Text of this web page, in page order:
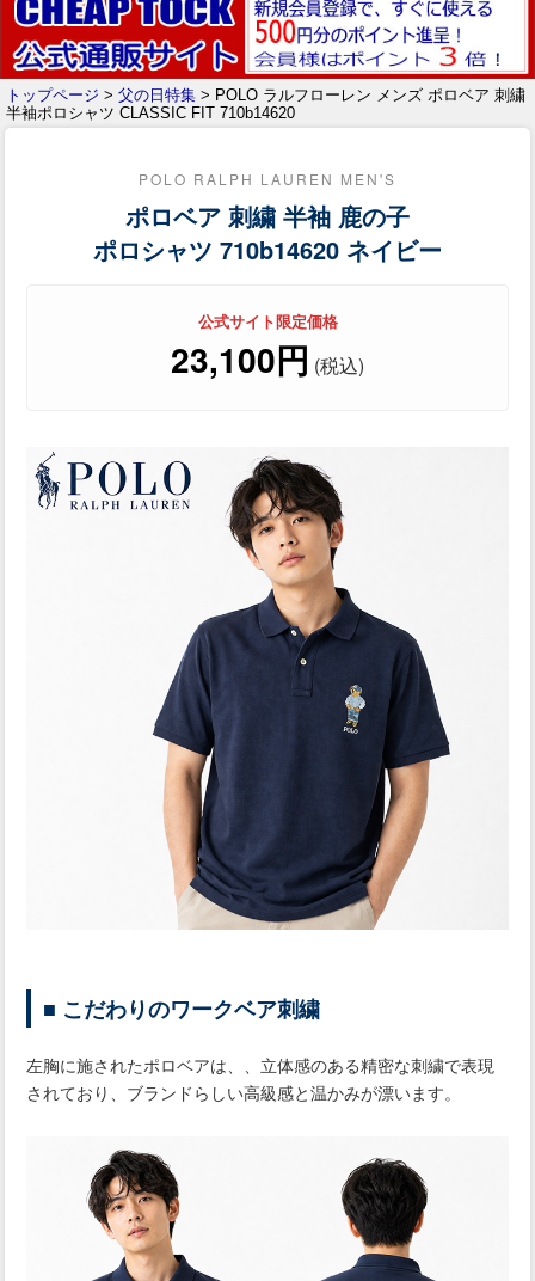
トップページ > 父の日特集 > POLO ラルフローレン メンズ ポロベア 刺繍
半袖ポロシャツ CLASSIC FIT 710b14620
POLO RALPH LAUREN MEN'S
ポロベア 刺繍 半袖 鹿の子
ポロシャツ 710b14620 ネイビー
公式サイト限定価格
23,100円 (税込)
■ こだわりのワークベア刺繍
左胸に施されたポロベアは、、立体感のある精密な刺繍で表現
されており、ブランドらしい高級感と温かみが漂います。